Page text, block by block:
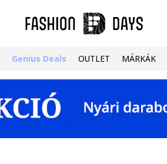
Genius Deals OUTLET MÁRKÁK